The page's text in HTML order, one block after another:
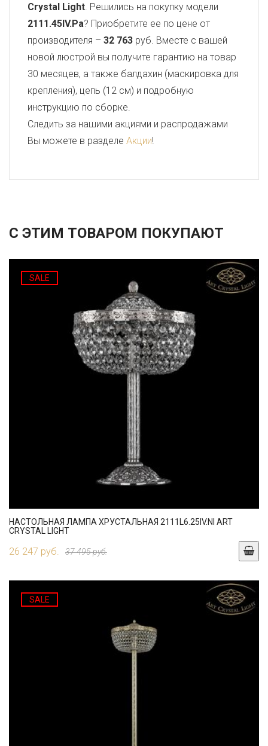
Crystal Light. Решились на покупку модели
2111.45IV.Pa? Приобретите ее по цене от
производителя – 32 763 руб. Вместе с вашей
новой люстрой вы получите гарантию на товар
30 месяцев, а также балдахин (маскировка для
крепления), цепь (12 см) и подробную
инструкцию по сборке.
Следить за нашими акциями и распродажами
Вы можете в разделе Акции!
С ЭТИМ ТОВАРОМ ПОКУПАЮТ
SALE
НАСТОЛЬНАЯ ЛАМПА ХРУСТАЛЬНАЯ 2111L6.25IV.NI ART
CRYSTAL LIGHT
26 247 руб. 37 495 руб.
SALE